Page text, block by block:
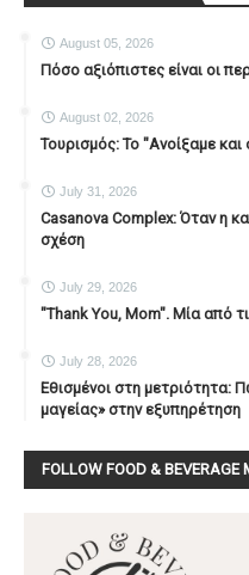
August 05, 2026
Πόσο αξιόπιστες είναι οι
August 02, 2026
Τουρισμός: Το "Ανοίξαμε
July 31, 2026
Casanova Complex: Όταν η
σχέση
July 29, 2026
"Thank You, Mοm". Μία από
July 28, 2026
Εθισμένοι στη μετριότητα:
μαγείας» στην εξυπηρέτηση
FOLLOW FOOD & BEVERAGE